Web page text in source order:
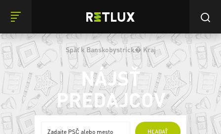
Späť k Banskobystrick� Kraj
NÁJSŤ
PREDAJCOV
HĽADAŤ